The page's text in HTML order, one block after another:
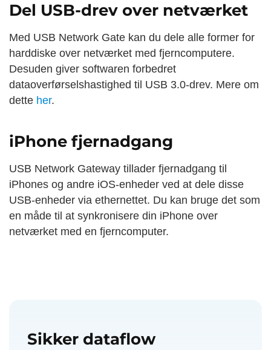
Del USB-drev over netværket
Med USB Network Gate kan du dele alle former for
harddiske over netværket med fjerncomputere.
Desuden giver softwaren forbedret
dataoverførselshastighed til USB 3.0-drev. Mere om
dette her.
iPhone fjernadgang
USB Network Gateway tillader fjernadgang til
iPhones og andre iOS-enheder ved at dele disse
USB-enheder via ethernettet. Du kan bruge det som
en måde til at synkronisere din iPhone over
netværket med en fjerncomputer.
Sikker dataflow